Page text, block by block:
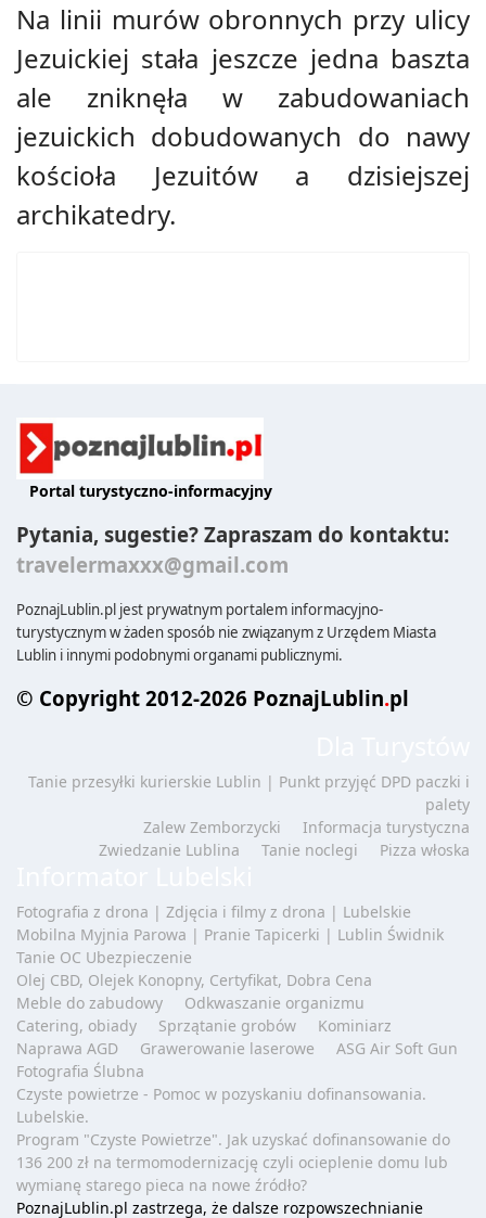
Na linii murów obronnych przy ulicy
Jezuickiej stała jeszcze jedna baszta
ale zniknęła w zabudowaniach
jezuickich dobudowanych do nawy
kościoła Jezuitów a dzisiejszej
archikatedry.
Portal turystyczno-informacyjny
Pytania, sugestie? Zapraszam do kontaktu:
travelermaxxx@gmail.com
PoznajLublin.pl jest prywatnym portalem informacyjno-
turystycznym w żaden sposób nie związanym z Urzędem Miasta
Lublin i innymi podobnymi organami publicznymi.
© Copyright 2012-2026 PoznajLublin.pl
Tanie przesyłki kurierskie Lublin | Punkt przyjęć DPD paczki i
palety
Zalew Zemborzycki
Informacja turystyczna
Zwiedzanie Lublina
Tanie noclegi Pizza włoska
Fotografia z drona | Zdjęcia i filmy z drona | Lubelskie
Mobilna Myjnia Parowa | Pranie Tapicerki | Lublin Świdnik
Tanie OC Ubezpieczenie
Olej CBD, Olejek Konopny, Certyfikat, Dobra Cena
Meble do zabudowy
Odkwaszanie organizmu
Catering, obiady
Sprzątanie grobów
Kominiarz
Naprawa AGD
Grawerowanie laserowe
ASG Air Soft Gun
Fotografia Ślubna
Czyste powietrze - Pomoc w pozyskaniu dofinansowania.
Lubelskie.
Program "Czyste Powietrze". Jak uzyskać dofinansowanie do
136 200 zł na termomodernizację czyli ocieplenie domu lub
wymianę starego pieca na nowe źródło?
PoznajLublin.pl zastrzega, że dalsze rozpowszechnianie